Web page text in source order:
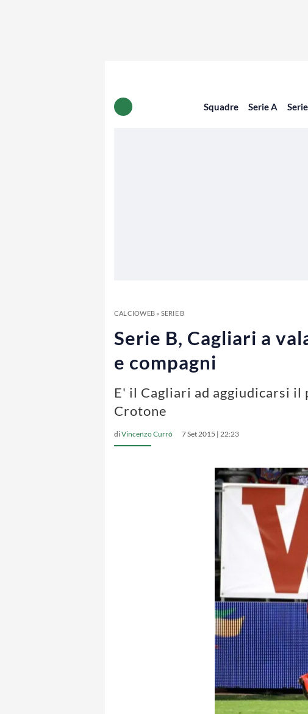
Squadre Serie A
CALCIOWEB» SERIE B
Serie B, Cagliari a
e compagni
E' il Cagliari ad aggiudicarsi
Crotone
diVincenzo Currò 7 Set 2015 | 22:23